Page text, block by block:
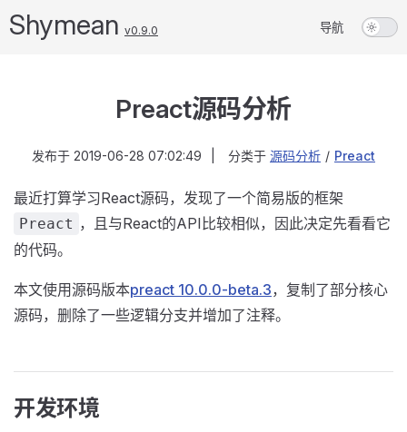
Shymean v0.9.0 导航
Preact源码分析
发布于 2019-06-28 07:02:49 分类于 源码分析 / Preact
最近打算学习React源码，发现了一个简易版的框架
Preact ，且与React的API比较相似，因此决定先看看它
的代码。
本文使用源码版本preact 10.0.0-beta.3，复制了部分核心
源码，删除了一些逻辑分支并增加了注释。
开发环境